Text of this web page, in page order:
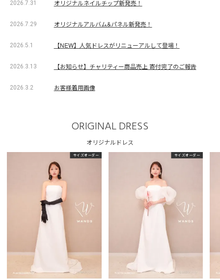
2026.7.31 オリジナルネイルチップ新発売！
2026.7.29 オリジナルアルバム&パネル新発売！
2026.5.1 【NEW】人気ドレスがリニューアルして登場！
2026.3.13 【お知らせ】チャリティー商品売上 寄付完了のご報告
2026.3.2 お客様着用画像
ORIGINAL DRESS
オリジナルドレス
サイズオーダー サイズオーダー